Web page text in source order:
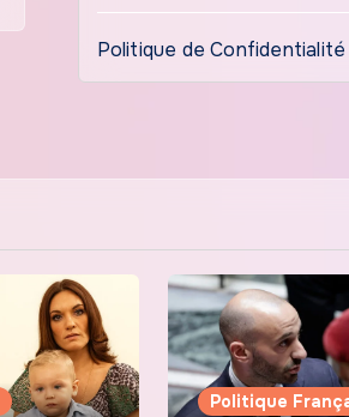
Politique de Confidentialité
Politique